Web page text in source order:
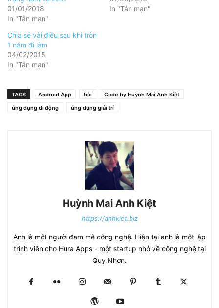
01/01/2018
In "Tản mạn"
In "Tản mạn"
Chia sẻ vài điều sau khi tròn
1 năm đi làm
04/02/2015
In "Tản mạn"
TAGS Android App bói
Code by Huỳnh Mai Anh Kiệt
ứng dụng di động
ứng dụng giải trí
Huỳnh Mai Anh Kiệt
https://anhkiet.biz
Anh là một người đam mê công nghệ. Hiện tại anh là một lập
trình viên cho Hura Apps - một startup nhỏ về công nghệ tại
Quy Nhơn.